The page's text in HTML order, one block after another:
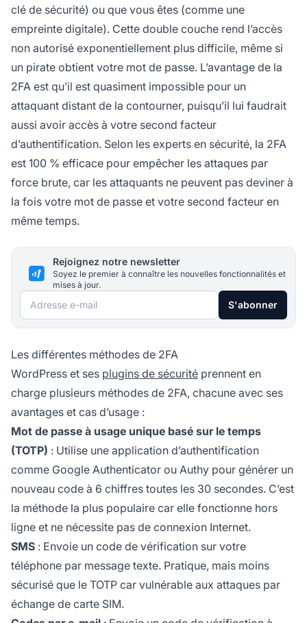
clé de sécurité) ou que vous êtes (comme une
empreinte digitale). Cette double couche rend l’accès
non autorisé exponentiellement plus difficile, même si
un pirate obtient votre mot de passe. L’avantage de la
2FA est qu’il est quasiment impossible pour un
attaquant distant de la contourner, puisqu’il lui faudrait
aussi avoir accès à votre second facteur
d’authentification. Selon les experts en sécurité, la 2FA
est 100 % efficace pour empêcher les attaques par
force brute, car les attaquants ne peuvent pas deviner à
la fois votre mot de passe et votre second facteur en
même temps.
Rejoignez notre newsletter
Soyez le premier à connaître les nouvelles fonctionnalités et
mises à jour.
Adresse e-mail S'abonner
Les différentes méthodes de 2FA
WordPress et ses plugins de sécurité prennent en
charge plusieurs méthodes de 2FA, chacune avec ses
avantages et cas d’usage :
Mot de passe à usage unique basé sur le temps
(TOTP) : Utilise une application d’authentification
comme Google Authenticator ou Authy pour générer un
nouveau code à 6 chiffres toutes les 30 secondes. C’est
la méthode la plus populaire car elle fonctionne hors
ligne et ne nécessite pas de connexion Internet.
SMS : Envoie un code de vérification sur votre
téléphone par message texte. Pratique, mais moins
sécurisé que le TOTP car vulnérable aux attaques par
échange de carte SIM.